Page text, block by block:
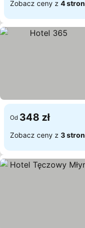
Zobacz ceny z 4 stron
Od 348 zł
Zobacz ceny z 3 stron